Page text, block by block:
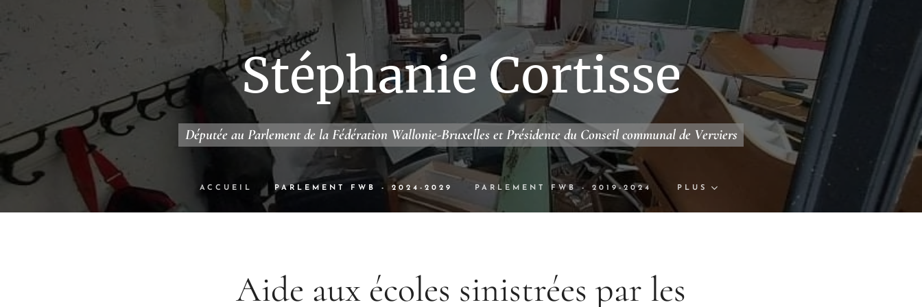
Stéphanie Cortisse
Députée au Parlement de la Fédération Wallonie-Bruxelles et Présidente du Conseil communal de Verviers
ACCUEIL PARLEMENT FWB - 2024-2029 PARLEMENT FWB - 2019-2024 PLUS
Aide aux écoles sinistrées par les